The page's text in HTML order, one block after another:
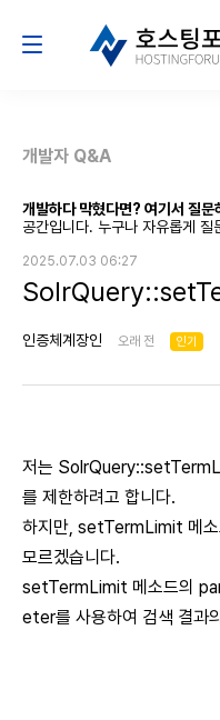
개발자 Q&A
개발하다 막혔다면? 여기서 질문
공간입니다. 누구나 자유롭게 질
2025.07.03 06:27
인증체계장인 오래 전 인기
저는
를 제한하려고 합니다.
하지만, setTermLimit 메
모르겠습니다.
setTermLimit 메소드의
eter를 사용하여 검색 결과